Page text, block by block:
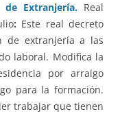
de Extranjería.Real
: Este real decreto
de extranjería a las
laboral. Modifica la
por arraigo
para la formación.
trabajar que tienen